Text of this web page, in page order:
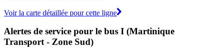
Voir la carte détaillée pour cette ligne
Alertes de service pour le bus I (Martinique
Transport - Zone Sud)